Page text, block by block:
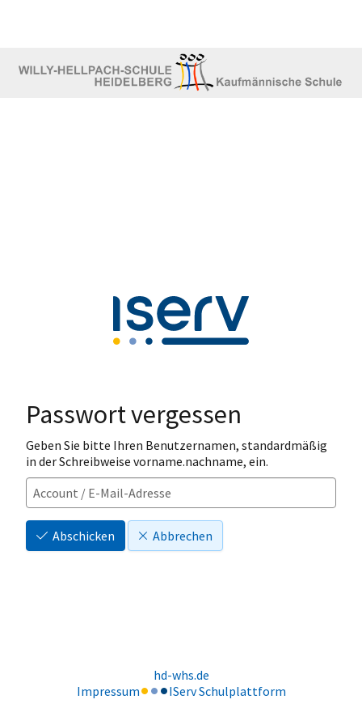
Passwort vergessen
Geben Sie bitte Ihren Benutzernamen, standardmäßig
in der Schreibweise vorname.nachname, ein.
Abschicken Abbrechen
hd-whs.de
Impressum
IServ Schulplattform